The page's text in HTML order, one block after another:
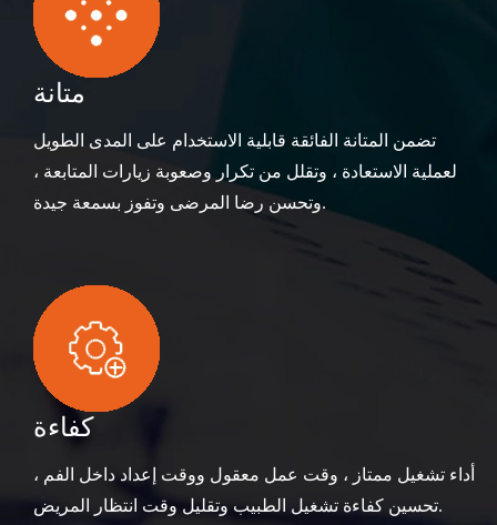
متانة
تضمن المتانة الفائقة قابلية الاستخدام على المدى الطويل
لعملية الاستعادة ، وتقلل من تكرار وصعوبة زيارات المتابعة ،
وتحسن رضا المرضى وتفوز بسمعة جيدة.
كفاءة
أداء تشغيل ممتاز ، وقت عمل معقول ووقت إعداد داخل الفم ،
تحسين كفاءة تشغيل الطبيب وتقليل وقت انتظار المريض.